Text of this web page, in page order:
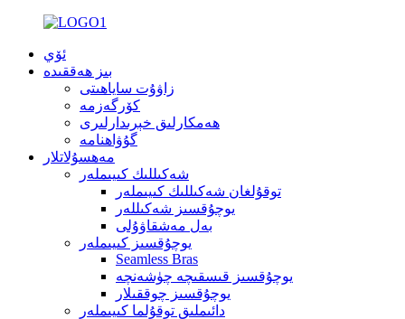
ئۆي
بىز ھەققىدە
زاۋۇت ساياھىتى
كۆرگەزمە
ھەمكارلىق خېرىدارلىرى
گۇۋاھنامە
مەھسۇلاتلار
شەكىللىك كىيىملەر
توقۇلغان شەكىللىك كىيىملەر
يوچۇقسىز شەكىللەر
بەل مەشقاۋۇلى
يوچۇقسىز كىيىملەر
Seamless Bras
يوچۇقسىز قىسقىچە چۈشەنچە
يوچۇقسىز چوققىلار
دائىملىق توقۇلما كىيىملەر